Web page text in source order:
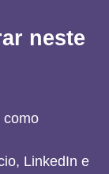
neste
como
LinkedIn e